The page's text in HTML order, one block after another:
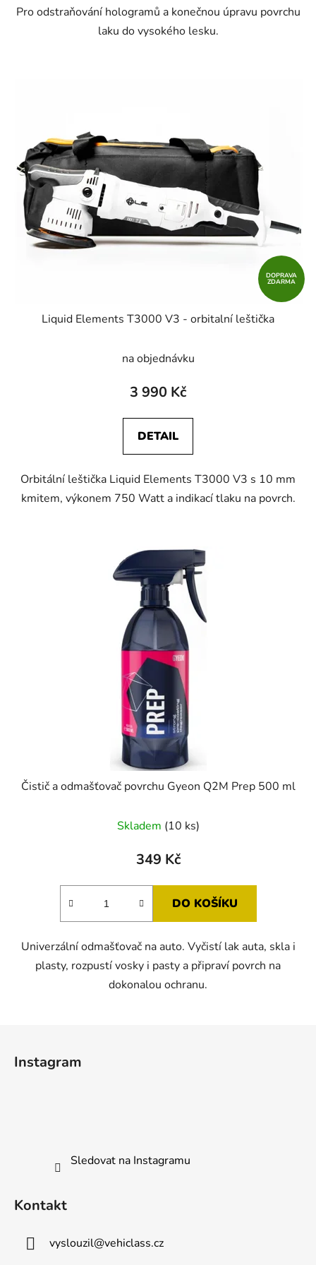
Pro odstraňování hologramů a konečnou úpravu povrchu
laku do vysokého lesku.
DOPRAVA
ZDARMA
Liquid Elements T3000 V3 - orbitalní leštička
na objednávku
3 990 Kč
DETAIL
Orbitální leštička Liquid Elements T3000 V3 s 10 mm
kmitem, výkonem 750 Watt a indikací tlaku na povrch.
Čistič a odmašťovač povrchu Gyeon Q2M Prep 500 ml
hodnocení
produktu
5,0
hvězdiček.
Skladem (10 ks)
349 Kč
DO KOŠÍKU
Univerzální odmašťovač na auto. Vyčistí lak auta, skla i
plasty, rozpustí vosky i pasty a připraví povrch na
dokonalou ochranu.
Instagram
Sledovat na Instagramu
Kontakt
vyslouzil@vehiclass.cz